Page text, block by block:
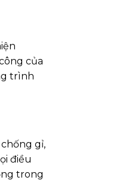
của
trình
gỉ,
điều
trong